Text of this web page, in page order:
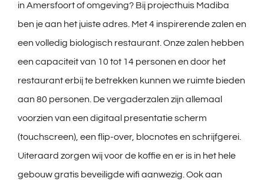
in Amersfoort of omgeving? Bij projecthuis Madiba
ben je aan het juiste adres. Met 4 inspirerende zalen en
een volledig biologisch restaurant. Onze zalen hebben
een capaciteit van 10 tot 14 personen en door het
restaurant erbij te betrekken kunnen we ruimte bieden
aan 80 personen. De vergaderzalen zijn allemaal
voorzien van een digitaal presentatie scherm
(touchscreen), een flip-over, blocnotes en schrijfgerei.
Uiteraard zorgen wij voor de koffie en er is in het hele
gebouw gratis beveiligde wifi aanwezig. Ook aan